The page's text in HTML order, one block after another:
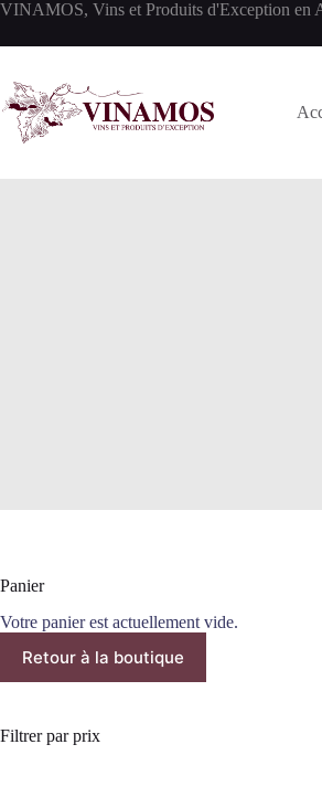
Passer
contenu
VINAMOS, Vins et Produits d'Exception en
Panier
Votre panier est actuellement vide.
Retour à la boutique
Filtrer par prix